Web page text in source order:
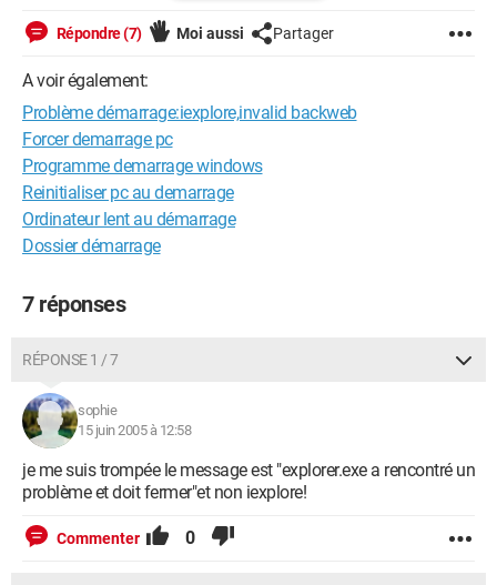
et puis souvent toutes les icones ne s'affichent pas que mon
bureau.
je ne sais pas si c'est un virus car quand je lance un scan en
mode sans echec (car en mode normal je ne peux rien faire!!)
aucun virus n'est détecté.
Pourriez vous m'aider à résoudre ce problème car mon ordi est
inutilisable.
Configuration: windows XP ed familiale
Répondre (7) Moi aussi Partager
A voir également:
Problème démarrage:iexplore,invalid backweb
Forcer demarrage pc
Programme demarrage windows
Reinitialiser pc au demarrage
Ordinateur lent au démarrage
Dossier démarrage
7 réponses
RÉPONSE 1 / 7
sophie
15 juin 2005 à 12:58
je me suis trompée le message est "explorer.exe a rencontré un
problème et doit fermer"et non iexplore!
Commenter 0